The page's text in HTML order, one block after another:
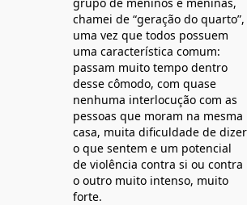
chamei de “geração do quarto”,
uma vez que todos possuem
uma característica comum:
passam muito tempo dentro
desse cômodo, com quase
nenhuma interlocução com as
pessoas que moram na mesma
casa, muita dificuldade de dizer
o que sentem e um potencial
de violência contra si ou contra
o outro muito intenso, muito
forte.